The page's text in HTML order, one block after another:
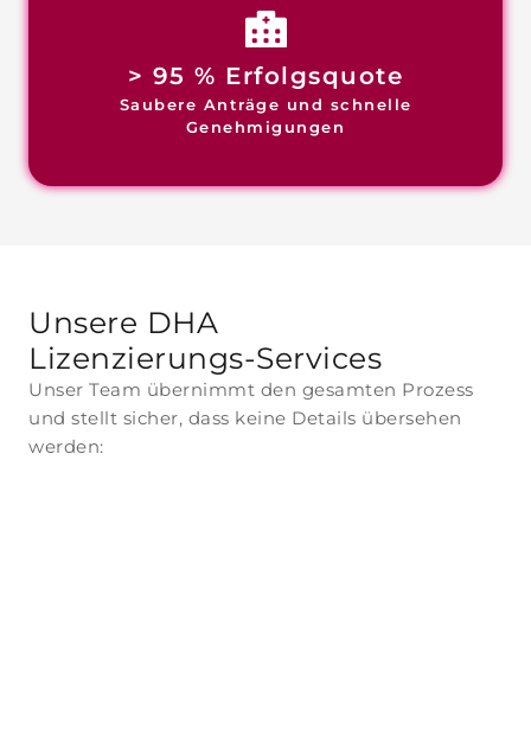
> 95 % Erfolgsquote
Saubere Anträge und schnelle
Genehmigungen
Unsere DHA
Lizenzierungs-Services
Unser Team übernimmt den gesamten Prozess
und stellt sicher, dass keine Details übersehen
werden: